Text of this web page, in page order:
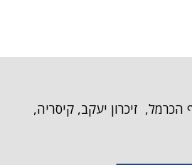
הכרמל, זיכרון יעקב, קיסריה,